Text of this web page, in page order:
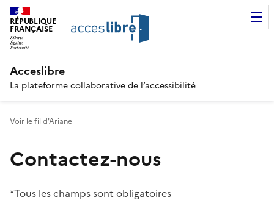
RÉPUBLIQUE
FRANÇAISE
Acceslibre
La plateforme collaborative de l’accessibilité
Voir le fil d'Ariane
Contactez-nous
*Tous les champs sont obligatoires